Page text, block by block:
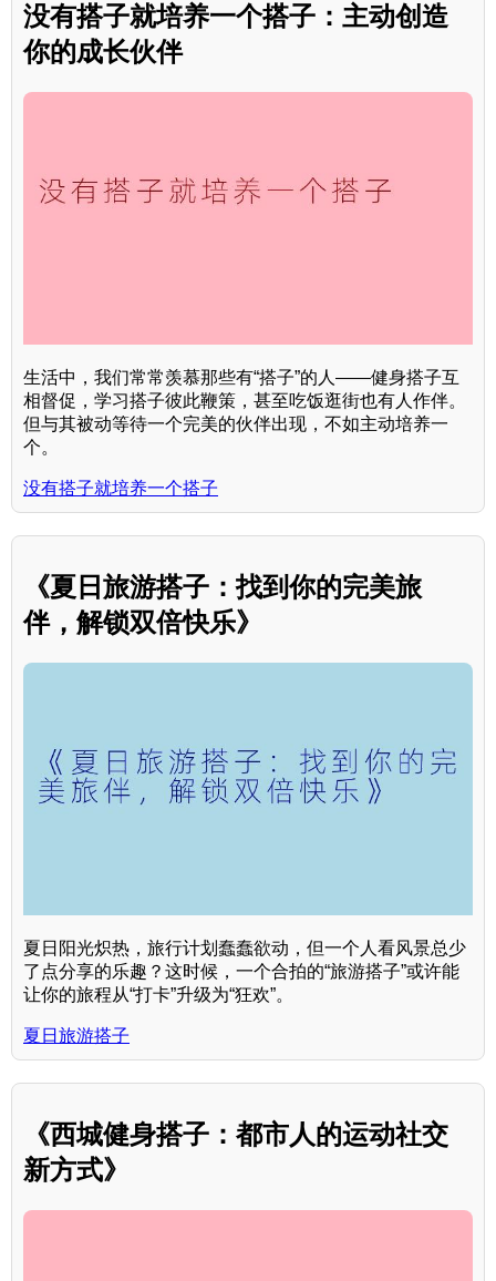
没有搭子就培养一个搭子：主动创造
你的成长伙伴
生活中，我们常常羡慕那些有“搭子”的人——健身搭子互
相督促，学习搭子彼此鞭策，甚至吃饭逛街也有人作伴。
但与其被动等待一个完美的伙伴出现，不如主动培养一
个。
没有搭子就培养一个搭子
《夏日旅游搭子：找到你的完美旅
伴，解锁双倍快乐》
夏日阳光炽热，旅行计划蠢蠢欲动，但一个人看风景总少
了点分享的乐趣？这时候，一个合拍的“旅游搭子”或许能
让你的旅程从“打卡”升级为“狂欢”。
夏日旅游搭子
《西城健身搭子：都市人的运动社交
新方式》